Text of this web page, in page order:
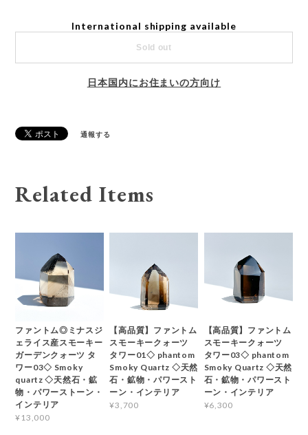
International shipping available
Sold out
日本国内にお住まいの方向け
通報する
Related Items
ファントム◎ミナスジ
ェライス産スモーキー
ガーデンクォーツ タ
ワー03◇ Smoky
quartz ◇天然石・鉱
物・パワーストーン・
インテリア
¥13,000
【高品質】ファントム
スモーキークォーツ
タワー01◇ phantom
Smoky Quartz ◇天然
石・鉱物・パワースト
ーン・インテリア
¥3,700
【高品質】ファントム
スモーキークォーツ
タワー03◇ phantom
Smoky Quartz ◇天然
石・鉱物・パワースト
ーン・インテリア
¥6,300